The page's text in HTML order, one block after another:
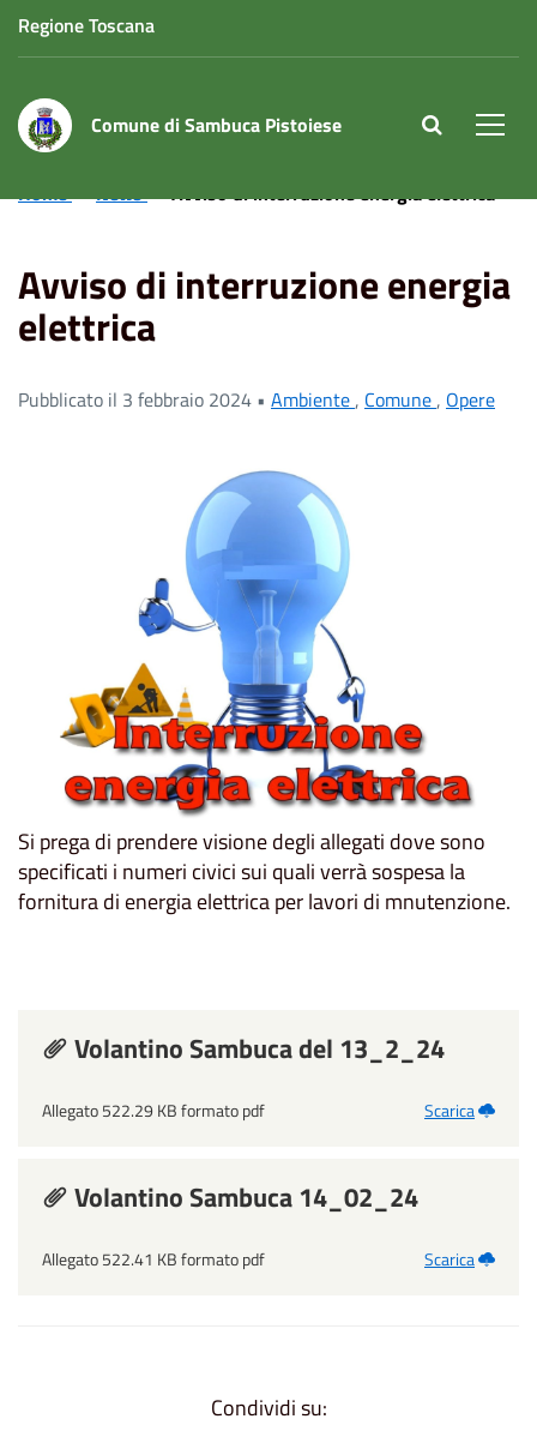
Regione Toscana
Comune di Sambuca Pistoiese site.searc
Home News Avviso di interruzione energia elettrica
Avviso di interruzione energia
elettrica
Pubblicato il 3 febbraio 2024 • Ambiente, Comune, Opere
Si prega di prendere visione degli allegati dove sono
specificati i numeri civici sui quali verrà sospesa la
fornitura di energia elettrica per lavori di mnutenzione.
Volantino Sambuca del 13_2_24
Allegato 522.29 KB formato pdf Scarica
Volantino Sambuca 14_02_24
Allegato 522.41 KB formato pdf Scarica
Condividi su: